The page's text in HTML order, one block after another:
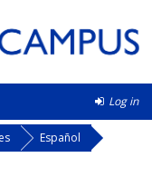
Log in
Español